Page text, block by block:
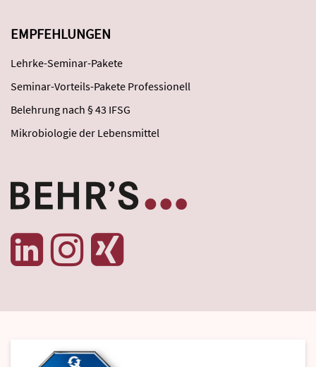
EMPFEHLUNGEN
Lehrke-Seminar-Pakete
Seminar-Vorteils-Pakete Professionell
Belehrung nach § 43 IFSG
Mikrobiologie der Lebensmittel